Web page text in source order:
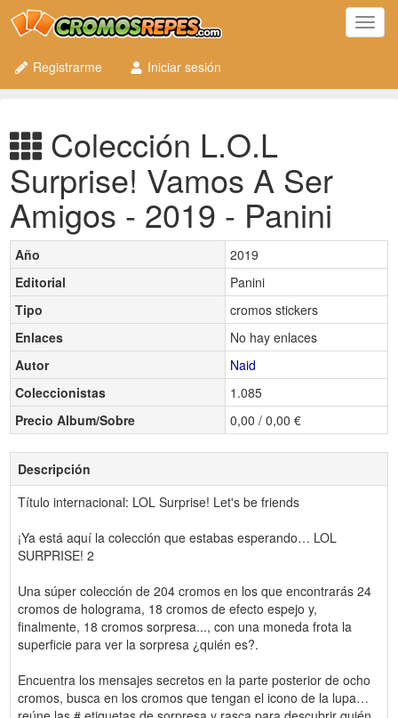
Registrarme
Iniciar sesión
Colección L.O.L
Surprise! Vamos A Ser
Amigos - 2019 - Panini
Año
2019
Editorial
Panini
Tipo
cromos stickers
Enlaces
No hay enlaces
Autor
Naid
Coleccionistas
1.085
Precio Album/Sobre
0,00 / 0,00 €
Descripción
Título internacional: LOL Surprise! Let's be friends
¡Ya está aquí la colección que estabas esperando… LOL
SURPRISE! 2
Una súper colección de 204 cromos en los que encontrarás 24
cromos de holograma, 18 cromos de efecto espejo y,
finalmente, 18 cromos sorpresa..., con una moneda frota la
superficie para ver la sorpresa ¿quién es?.
Encuentra los mensajes secretos en la parte posterior de ocho
cromos, busca en los cromos que tengan el icono de la lupa…